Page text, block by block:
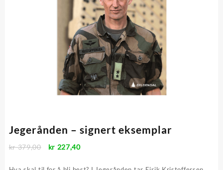
Jegerånden – signert eksemplar
kr379,00
Opprinnelig
var:
kr 227,40Nåværende
er: